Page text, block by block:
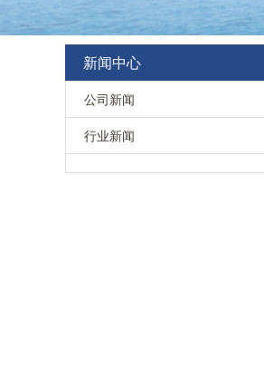
新闻中心
公司新闻
行业新闻